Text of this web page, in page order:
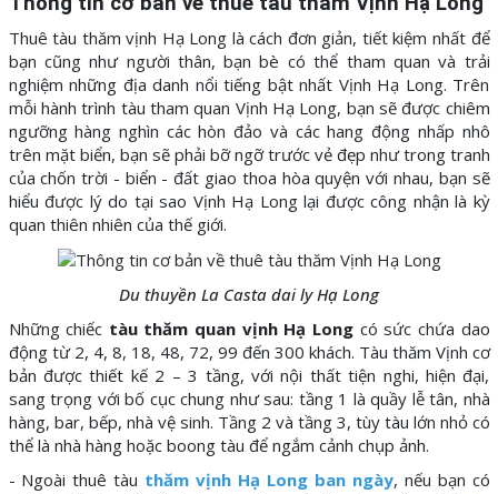
Thuê tàu thăm vịnh Hạ Long là cách đơn giản, tiết kiệm nhất để
bạn cũng như người thân, bạn bè có thể tham quan và trải
nghiệm những địa danh nổi tiếng bật nhất Vịnh Hạ Long. Trên
mỗi hành trình tàu tham quan Vịnh Hạ Long, bạn sẽ được chiêm
ngưỡng hàng nghìn các hòn đảo và các hang động nhấp nhô
trên mặt biển, bạn sẽ phải bỡ ngỡ trước vẻ đẹp như trong tranh
của chốn trời - biển - đất giao thoa hòa quyện với nhau, bạn sẽ
hiểu được lý do tại sao Vịnh Hạ Long lại được công nhận là kỳ
quan thiên nhiên của thế giới.
Du thuyền La Casta dai ly Hạ Long
Những chiếc tàu thăm quan vịnh Hạ Longcó sức chứa dao
động từ 2, 4, 8, 18, 48, 72, 99 đến 300 khách. Tàu thăm Vịnh cơ
bản được thiết kế 2 – 3 tầng, với nội thất tiện nghi, hiện đại,
sang trọng với bố cục chung như sau: tầng 1 là quầy lễ tân, nhà
hàng, bar, bếp, nhà vệ sinh. Tầng 2 và tầng 3, tùy tàu lớn nhỏ có
thể là nhà hàng hoặc boong tàu để ngắm cảnh chụp ảnh.
- Ngoài thuê tàu thăm vịnh Hạ Long ban ngày, nếu bạn có